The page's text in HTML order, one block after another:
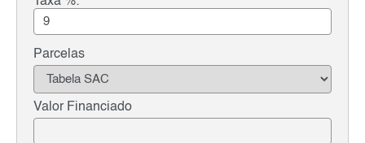
Parcelas
Valor Financiado